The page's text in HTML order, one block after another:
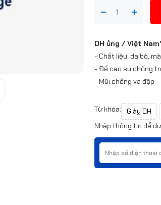
DH ủng / Việt
- Chất liệu: da bò,
- Đế cao su chống
- Mũi chống va đập
Từ khóa: Giày DH
Nhập thông tin để